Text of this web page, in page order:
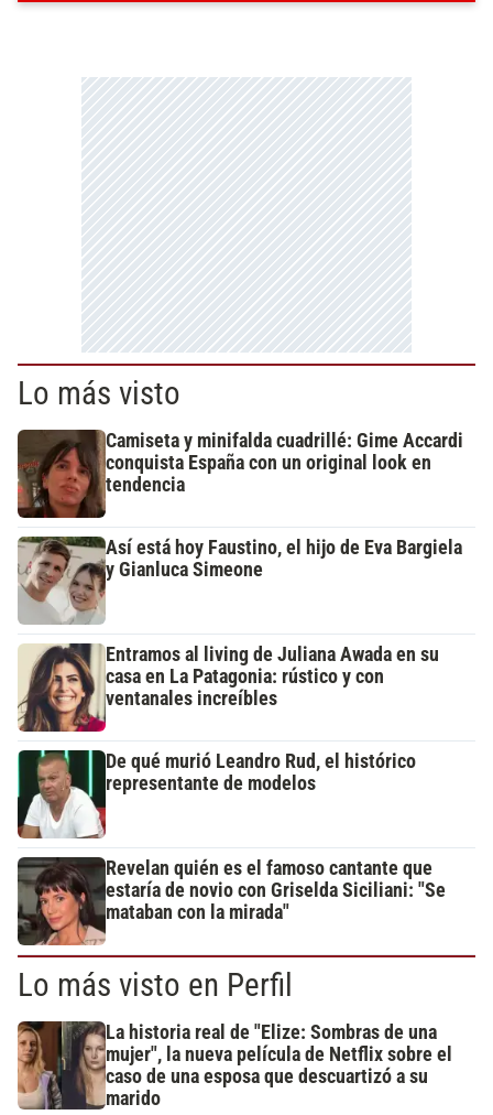
Lo más visto
Camiseta y minifalda cuadrillé: Gime Accardi
conquista España con un original look en
tendencia
Así está hoy Faustino, el hijo de Eva Bargiela
y Gianluca Simeone
Entramos al living de Juliana Awada en su
casa en La Patagonia: rústico y con
ventanales increíbles
De qué murió Leandro Rud, el histórico
representante de modelos
Revelan quién es el famoso cantante que
estaría de novio con Griselda Siciliani: "Se
mataban con la mirada"
Lo más visto en Perfil
La historia real de "Elize: Sombras de una
mujer", la nueva película de Netflix sobre el
caso de una esposa que descuartizó a su
marido